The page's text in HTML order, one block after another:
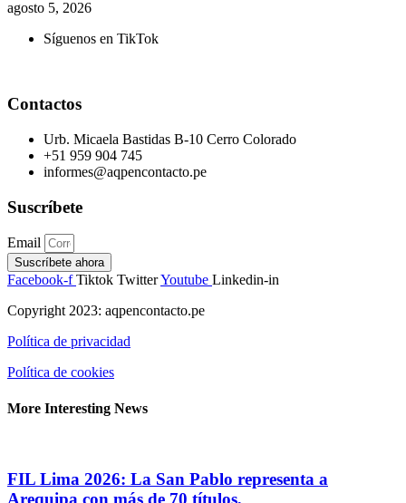
agosto 5, 2026
Síguenos en TikTok
Contactos
Urb. Micaela Bastidas B-10 Cerro Colorado
+51 959 904 745
informes@aqpencontacto.pe
Suscríbete
Email
Suscríbete ahora
Facebook-f Tiktok TwitterYoutube Linkedin-in
Copyright 2023: aqpencontacto.pe
Política de privacidad
Política de cookies
More Interesting News
FIL Lima 2026: La San Pablo representa a
Arequipa con más de 70 títulos,